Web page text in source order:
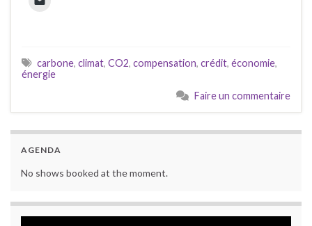
carbone, climat, CO2, compensation, crédit, économie,
énergie
Faire un commentaire
AGENDA
No shows booked at the moment.